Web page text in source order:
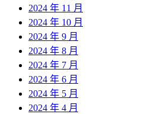
2024 年 11 月
2024 年 10 月
2024 年 9 月
2024 年 8 月
2024 年 7 月
2024 年 6 月
2024 年 5 月
2024 年 4 月